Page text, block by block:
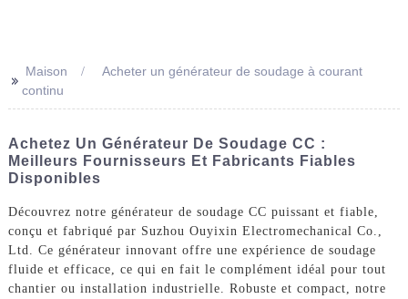
>> Maison
Acheter un générateur de soudage à courant
continu
Achetez Un Générateur De Soudage CC :
Meilleurs Fournisseurs Et Fabricants Fiables
Disponibles
Découvrez notre générateur de soudage CC puissant et fiable,
conçu et fabriqué par Suzhou Ouyixin Electromechanical Co.,
Ltd. Ce générateur innovant offre une expérience de soudage
fluide et efficace, ce qui en fait le complément idéal pour tout
chantier ou installation industrielle. Robuste et compact, notre